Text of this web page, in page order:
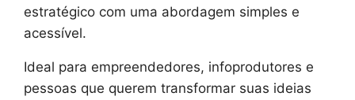
estratégico com uma abordagem simples e
acessível.
Ideal para empreendedores, infoprodutores e
pessoas que querem transformar suas ideias